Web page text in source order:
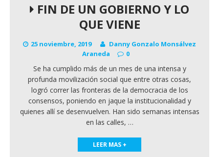
FIN DE UN GOBIERNO Y LO
QUE VIENE
25 noviembre, 2019
Danny Gonzalo Monsálvez
Araneda
0
Se ha cumplido más de un mes de una intensa y
profunda movilización social que entre otras cosas,
logró correr las fronteras de la democracia de los
consensos, poniendo en jaque la institucionalidad y
quienes allí se desenvuelven. Han sido semanas intensas
en las calles, …
LEER MAS +